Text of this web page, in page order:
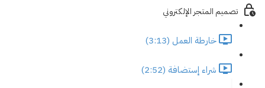
تصميم المتجر الإلكتروني
خارطة العمل (3:13)
شراء إستضافة (2:52)